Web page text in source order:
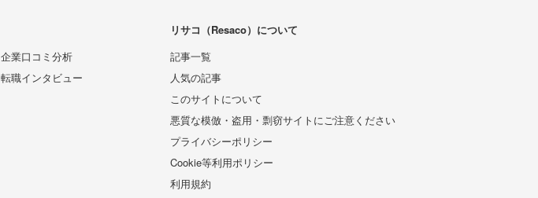
企業口コミ分析
転職インタビュー
リサコ（Resaco）について
記事一覧
人気の記事
このサイトについて
悪質な模倣・盗用・剽窃サイトにご注意ください
プライバシーポリシー
Cookie等利用ポリシー
利用規約